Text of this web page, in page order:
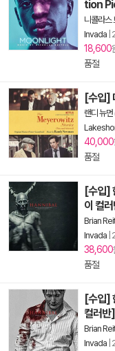
tion
니콜라스
Invada
18,600
품절
[수입]
랜디 뉴
40,000
품절
[수입]
이 컬
Brian
Invada
38,600
품절
[수입]
컬러반]
Brian
Invada